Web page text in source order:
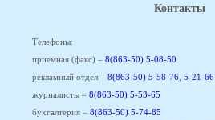
Контакты
Телефоны:
приемная (факс) – 8(863-50) 5-08-50
рекламный отдел – 8(863-50) 5-58-76, 5-21-66
журналисты – 8(863-50) 5-53-65
бухгалтерия – 8(863-50) 5-74-85